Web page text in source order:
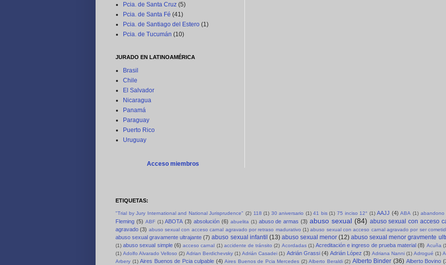
Pcia. de Santa Cruz (5)
Pcia. de Santa Fé (41)
Pcia. de Santiago del Estero (1)
Pcia. de Tucumán (10)
JURADO EN LATINOAMÉRICA
Brasil
Chile
El Salvador
Nicaragua
Panamá
Paraguay
Puerto Rico
Uruguay
Acceso miembros
ETIQUETAS:
"Trial by Jury International and National Jurisprudence" (2) 118 (1) 30 aniversario (1) 41 bis (1) 75 inciso 12° (1) AAJJ (4) ABA (1) abandono
Fleming (5) ABF (1) ABOTA (3) absolución (6) abuelita (1) abuso de armas (3) abuso sexual (84) abuso sexual con acceso
agravado (3) abuso sexual con acceso carnal agravado por retraso madurativo (1) abuso sexual con acceso carnal agravado por ser
abuso sexual gravamente ultrajante (7) abuso sexual infantil (13) abuso sexual menor (12) abuso sexual menor gravmente
(1) abuso sexual simple (6) acceso carnal (1) accidente de tránsito (2) Acordadas (1) Acreditación e ingreso de prueba material (8) Acuña
(1) Adolfo Alvarado Velloso (2) Adrian Berdichevsky (1) Adrián Casadei (1) Adrián Grassi (4) Adrián López (3) Adriana Nanni (1) Adrogué (1)
Arbery (1) Aires Buenos de Pcia culpable (4) Aires Buenos de Pcia Mercedes (2) Alberto Beraldi (2) Alberto Binder (36) Alberto Bovino